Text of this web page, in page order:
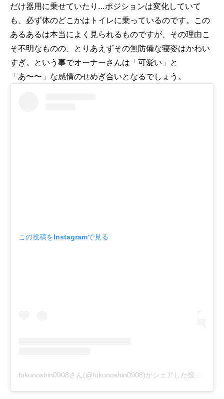
だけ器用に乗せていたり…ポジションは変化していて
も、必ず体のどこかはトイレに乗っているのです。この
あるあるは本当によく見られるものですが、その理由こ
そ不明なものの、とりあえずその無防備な寝姿はかわい
すぎ。という事でオーナーさんは「可愛い」と
「あ〜〜」な感情のせめぎ合いとなるでしょう。
この投稿をInstagramで見る